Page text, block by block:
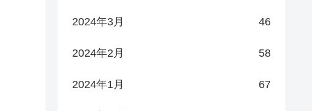
2024年3月 46
2024年2月 58
2024年1月 67